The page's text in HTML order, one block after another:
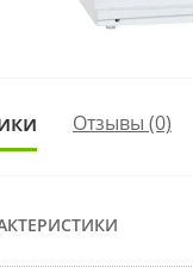
Отзывы (0)